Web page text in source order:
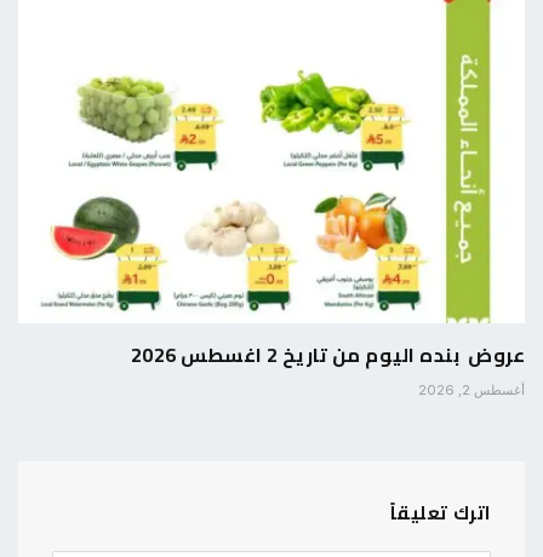
عروض بنده اليوم من تاريخ 2 اغسطس 2026
أغسطس 2, 2026
اترك تعليقاً